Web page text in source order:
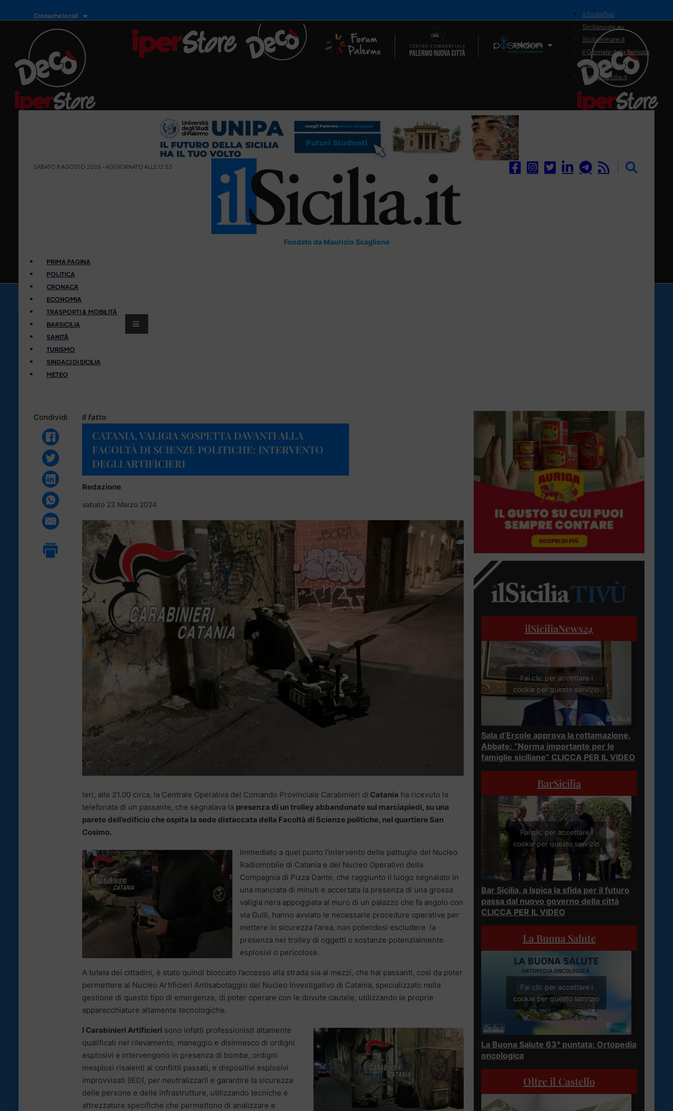
Cronache locali
Il Network
il SiciliaTivù
Siciliarurale.eu
Siciliammare.it
Il Giornale della Bellezza
Siciliamedica.it
Sanitainsicilia.it
SABATO 8 AGOSTO 2026 - AGGIORNATO ALLE 12:53
Fondato da Maurizio Scaglione
PRIMA PAGINA
POLITICA
CRONACA
ECONOMIA
TRASPORTI & MOBILITÀ
BARSICILIA
SANITÀ
TURISMO
SINDACI DI SICILIA
METEO
Condividi Il fatto
CATANIA, VALIGIA SOSPETTA DAVANTI ALLA
FACOLTÀ DI SCIENZE POLITICHE: INTERVENTO
DEGLI ARTIFICIERI
Redazione
sabato 23 Marzo 2024
Ieri, alle 21.00 circa, la Centrale Operativa del Comando Provinciale Carabinieri di Catania ha ricevuto la
telefonata di un passante, che segnalava la presenza di un trolley abbandonato sul marciapiedi, su una
parete dell’edificio che ospita la sede distaccata della Facoltà di Scienze politiche, nel quartiere San
Cosimo.
Immediato a quel punto l’intervento delle pattuglie del Nucleo
Radiomobile di Catania e del Nucleo Operativo della
Compagnia di Pizza Dante, che raggiunto il luogo segnalato in
una manciata di minuti e accertata la presenza di una grossa
valigia nera appoggiata al muro di un palazzo che fa angolo con
via Gulli, hanno avviato le necessarie procedure operative per
mettere in sicurezza l’area, non potendosi escludere la
presenza nel trolley di oggetti o sostanze potenzialmente
esplosivi o pericolose.
A tutela dei cittadini, è stato quindi bloccato l’accesso alla strada sia ai mezzi, che hai passanti, così da poter
permettere al Nucleo Artificieri Antisabotaggio del Nucleo Investigativo di Catania, specializzato nella
gestione di questo tipo di emergenze, di poter operare con le dovute cautele, utilizzando le proprie
apparecchiature altamente tecnologiche.
I Carabinieri Artificieri sono infatti professionisti altamente
qualificati nel rilevamento, maneggio e disinnesco di ordigni
esplosivi e intervengono in presenza di bombe, ordigni
inesplosi risalenti ai conflitti passati, e dispositivi esplosivi
improvvisati (IED), per neutralizzarli e garantire la sicurezza
delle persone e delle infrastrutture, utilizzando tecniche e
attrezzature specifiche che permettono di analizzare e
ilSiciliaNews24
Fai clic per accettare i
cookie per questo servizio
Sala d’Ercole approva la rottamazione,
Abbate: “Norma importante per le
famiglie siciliane” CLICCA PER IL VIDEO
BarSicilia
Fai clic per accettare i
cookie per questo servizio
Bar Sicilia, a Ispica la sfida per il futuro
passa dal nuovo governo della città
CLICCA PER IL VIDEO
La Buona Salute
Fai clic per accettare i
cookie per questo servizio
La Buona Salute 63° puntata: Ortopedia
oncologica
Oltre il Castello